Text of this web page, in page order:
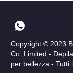
Copyright © 2023
Co.,Limited -
per bellezza - Tutti